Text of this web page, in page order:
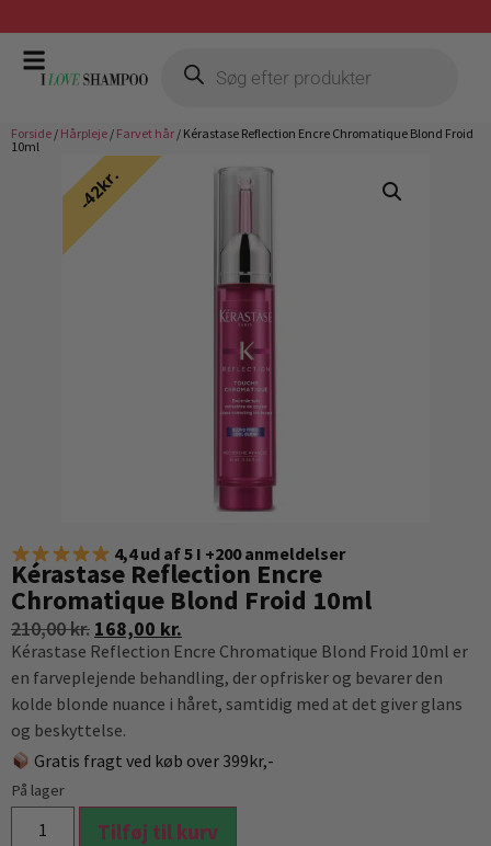
Gratis fragt ved køb over 399,-
Forside / Hårpleje / Farvet hår / Kérastase Reflection Encre Chromatique Blond Froid
10ml
4,4 ud af 5 I +200 anmeldelser
Kérastase Reflection Encre
Chromatique Blond Froid 10ml
210,00kr. 168,00 kr.
Kérastase Reflection Encre Chromatique Blond Froid 10ml er
en farveplejende behandling, der opfrisker og bevarer den
kolde blonde nuance i håret, samtidig med at det giver glans
og beskyttelse.
Gratis fragt ved køb over 399kr,-
På lager
Tilføj til kurv
42kr.